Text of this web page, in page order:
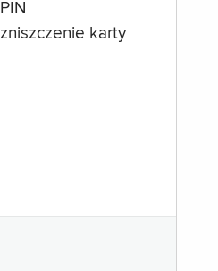
karty